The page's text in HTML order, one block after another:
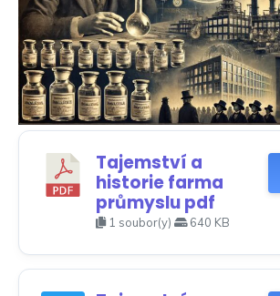
Tajemství a
historie farma
průmyslu pdf
1 soubor(y) 640 KB